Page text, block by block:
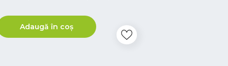
Adaugă în coș